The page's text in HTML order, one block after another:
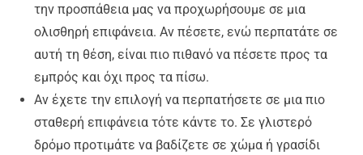
την προσπάθεια μας να προχωρήσουμε σε μια
ολισθηρή επιφάνεια. Αν πέσετε, ενώ περπατάτε σε
αυτή τη θέση, είναι πιο πιθανό να πέσετε προς τα
εμπρός και όχι προς τα πίσω.
Αν έχετε την επιλογή να περπατήσετε σε μια πιο
σταθερή επιφάνεια τότε κάντε το. Σε γλιστερό
δρόμο προτιμάτε να βαδίζετε σε χώμα ή γρασίδι